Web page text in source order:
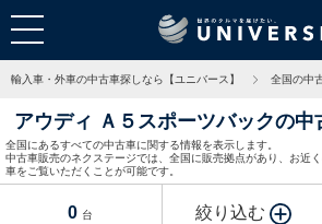
輸入車・外車の中古車探しなら【ユニバース】 全国の中
アウディ Ａ５スポーツバックの中
全国にあるすべての中古車に関する情報を表示します。
中古車販売のネクステージでは、全国に販売拠点があり、お近
車をご覧いただくことが可能です。
0 台 絞り込む